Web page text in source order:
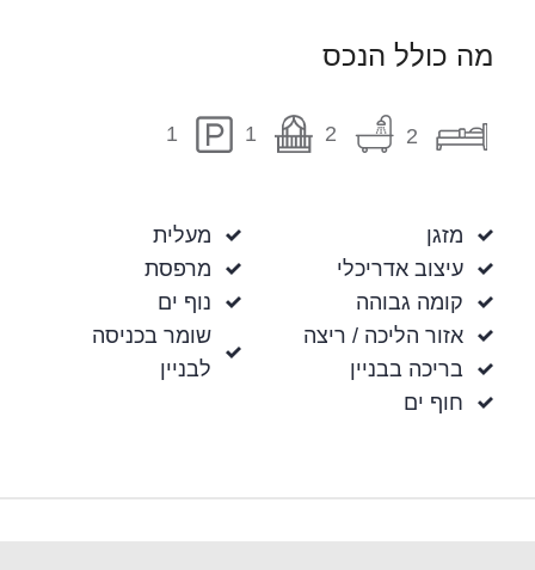
מה כולל הנכס
2
2
1
1
מזגן
עיצוב אדריכלי
קומה גבוהה
אזור הליכה / ריצה
בריכה בבניין
חוף ים
מעלית
מרפסת
נוף ים
שומר בכניסה
לבניין